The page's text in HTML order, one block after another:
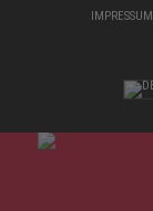
IMPRESSUM